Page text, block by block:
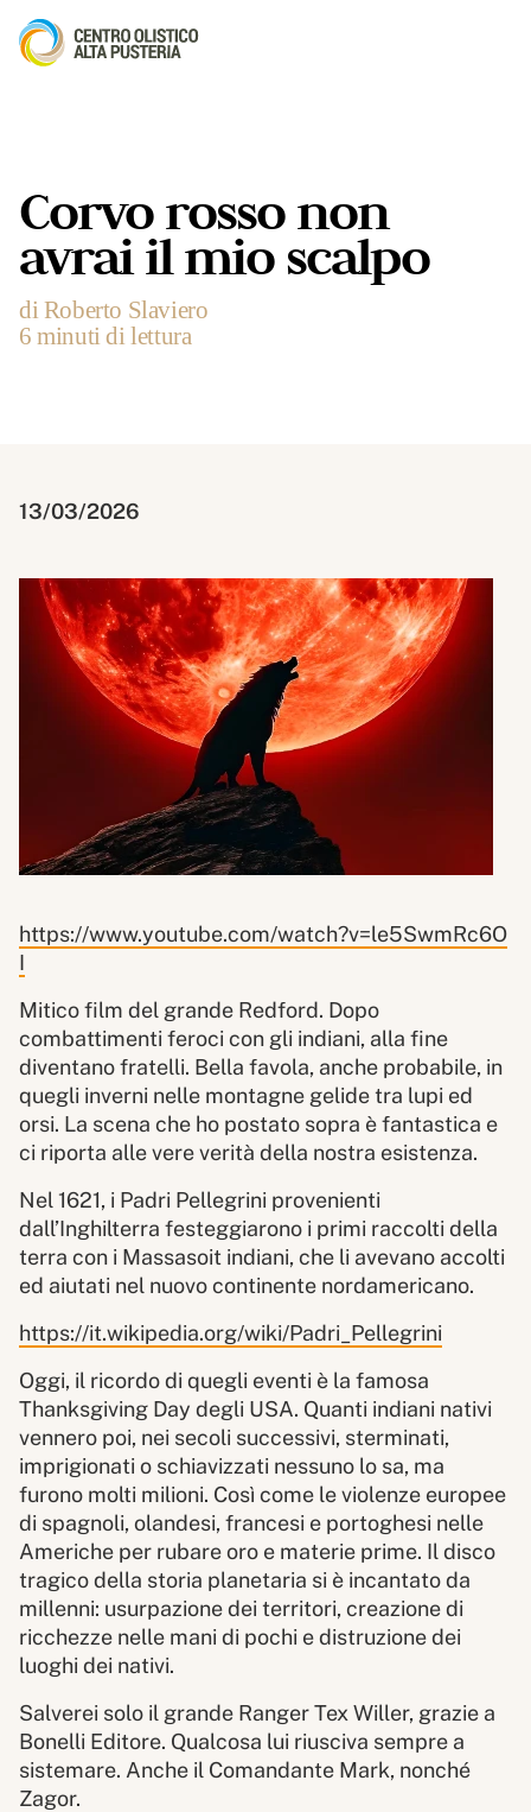
Corvo rosso non
avrai il mio scalpo
di Roberto Slaviero
6 minuti di lettura
13/03/2026
https://www.youtube.com/watch?v=le5SwmRc6O
I
Mitico film del grande Redford. Dopo
combattimenti feroci con gli indiani, alla fine
diventano fratelli. Bella favola, anche probabile, in
quegli inverni nelle montagne gelide tra lupi ed
orsi. La scena che ho postato sopra è fantastica e
ci riporta alle vere verità della nostra esistenza.
Nel 1621, i Padri Pellegrini provenienti
dall’Inghilterra festeggiarono i primi raccolti della
terra con i Massasoit indiani, che li avevano accolti
ed aiutati nel nuovo continente nordamericano.
https://it.wikipedia.org/wiki/Padri_Pellegrini
Oggi, il ricordo di quegli eventi è la famosa
Thanksgiving Day degli USA. Quanti indiani nativi
vennero poi, nei secoli successivi, sterminati,
imprigionati o schiavizzati nessuno lo sa, ma
furono molti milioni. Così come le violenze europee
di spagnoli, olandesi, francesi e portoghesi nelle
Americhe per rubare oro e materie prime. Il disco
tragico della storia planetaria si è incantato da
millenni: usurpazione dei territori, creazione di
ricchezze nelle mani di pochi e distruzione dei
luoghi dei nativi.
Salverei solo il grande Ranger Tex Willer, grazie a
Bonelli Editore. Qualcosa lui riusciva sempre a
sistemare. Anche il Comandante Mark, nonché
Zagor.